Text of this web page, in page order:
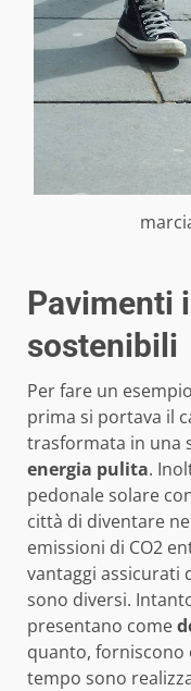
Pavimenti
sostenibili
Per fare un
prima si portava il
trasformata in una
energia pulita.
pedonale solare
città di diventare
emissioni di CO2
vantaggi assicurati
sono diversi.
presentano come
quanto, forniscono
tempo sono